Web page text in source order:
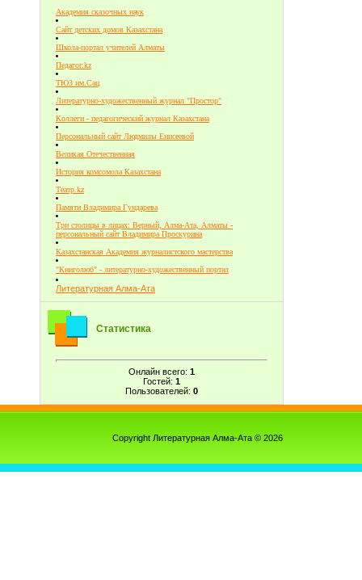
Академия сказочных наук
Сайт детских домов Казахстана
Школа-портал учителей Алматы
Педагог.kz
ТЮЗ им.Сац
Литературно-художественный журнал "Простор"
Коллеги - педагогический журнал Казахстана
Персональный сайт Людмилы Енисеевой
Великая Отечественная
История комсомола Казахстана
Театр.kz
Памяти Владимира Гундарева
Три столицы в лицах: Верный, Алма-Ата, Алматы -
персональный сайт Владимира Проскурина
Казахстанская Академия журналистского мастерства
"Книголюб" - литературно-художественный портал
Литературная Алма-Ата
Статистика
Онлайн всего: 1
Гостей: 1
Пользователей: 0
Copyright Литературная Алма-Ата © 2026